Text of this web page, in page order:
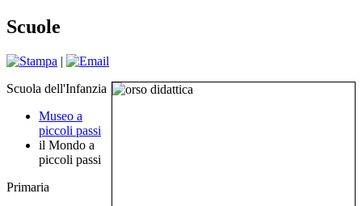
Scuole
|
Scuola dell'Infanzia
Museo a
piccoli passi
il Mondo a
piccoli passi
Primaria